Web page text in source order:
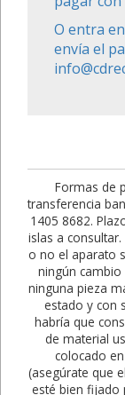
O entra
envía el
Formas de
transferencia
1405 8682.
islas a
o no el aparato
ningún
ninguna pieza
estado y con
habría que
de material
colocado
(asegúrate que
esté bien fijado